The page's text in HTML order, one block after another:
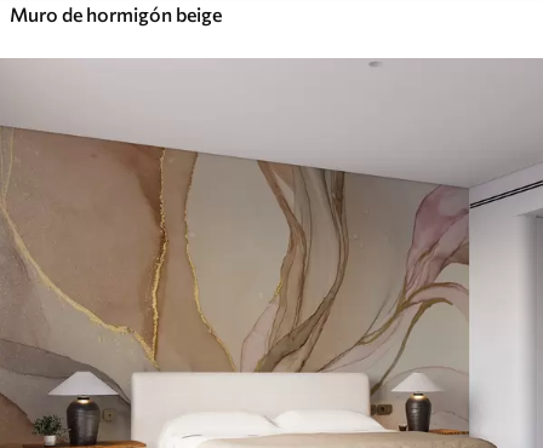
Muro de hormigón beige